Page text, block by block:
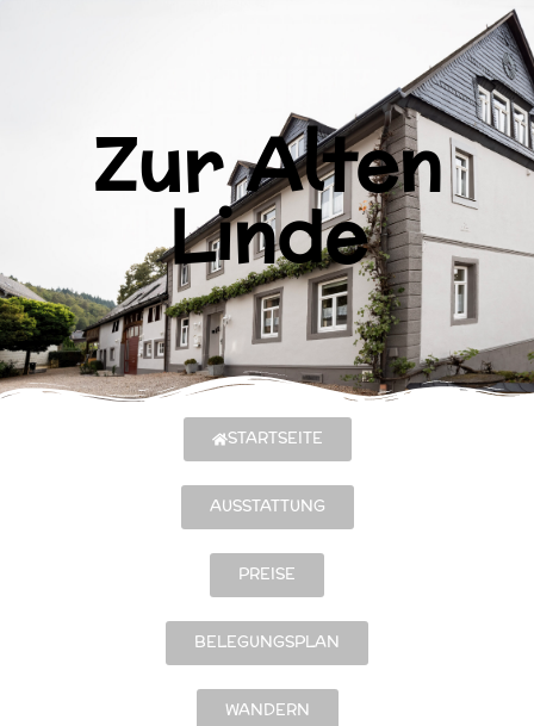
Zur Alten
Linde
STARTSEITE
AUSSTATTUNG
PREISE
BELEGUNGSPLAN
WANDERN